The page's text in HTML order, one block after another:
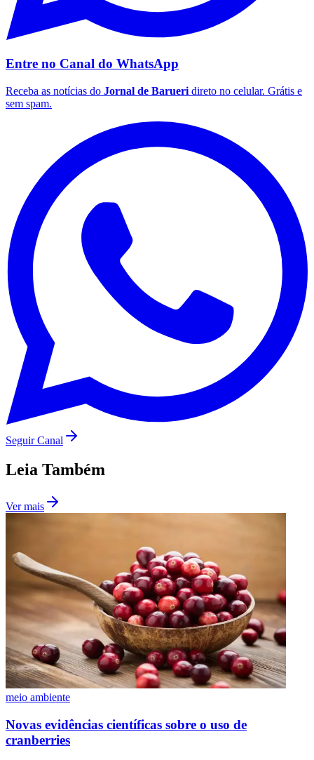
Vasco
Entre no Canal do WhatsApp
Receba as notícias do Jornal de Barueri direto no celular. Grátis e
sem spam.
Seguir Canal
Leia Também
Ver mais
meio ambiente
Novas evidências científicas sobre o uso de
cranberries